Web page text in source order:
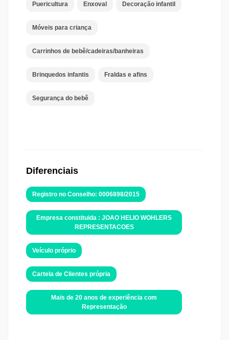
Puericultura Enxoval Decoração infantil
Móveis para criança
Carrinhos de bebê/cadeiras/banheiras
Brinquedos infantis Fraldas e afins
Segurança do bebê
Diferenciais
Registro no Conselho: 0006898/2015
Empresa constituida : JOAO HELIO WOHLERS
REPRESENTACOES
Veículo próprio
Cartela de Clientes própria
Mais de 20 anos de experiência com
Representação